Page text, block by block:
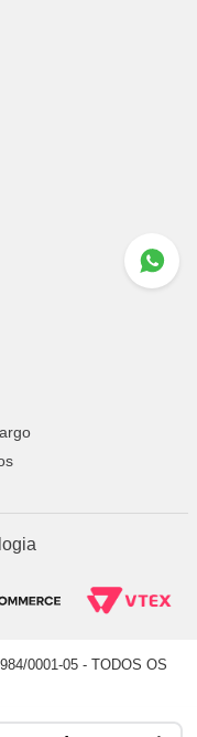
0001-05 - TODOS OS